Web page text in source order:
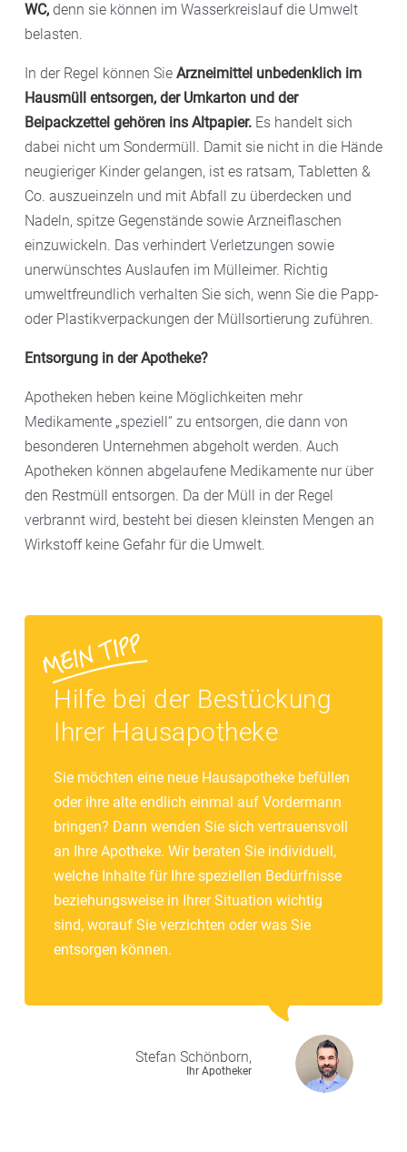
WC, denn sie können im Wasserkreislauf die Umwelt
belasten.
In der Regel können Sie Arzneimittel unbedenklich im
Hausmüll entsorgen, der Umkarton und der
Beipackzettel gehören ins Altpapier. Es handelt sich
dabei nicht um Sondermüll. Damit sie nicht in die Hände
neugieriger Kinder gelangen, ist es ratsam, Tabletten &
Co. auszueinzeln und mit Abfall zu überdecken und
Nadeln, spitze Gegenstände sowie Arzneiflaschen
einzuwickeln. Das verhindert Verletzungen sowie
unerwünschtes Auslaufen im Mülleimer. Richtig
umweltfreundlich verhalten Sie sich, wenn Sie die Papp-
oder Plastikverpackungen der Müllsortierung zuführen.
Entsorgung in der Apotheke?
Apotheken heben keine Möglichkeiten mehr
Medikamente „speziell“ zu entsorgen, die dann von
besonderen Unternehmen abgeholt werden. Auch
Apotheken können abgelaufene Medikamente nur über
den Restmüll entsorgen. Da der Müll in der Regel
verbrannt wird, besteht bei diesen kleinsten Mengen an
Wirkstoff keine Gefahr für die Umwelt.
Hilfe bei der Bestückung
Ihrer Hausapotheke
Sie möchten eine neue Hausapotheke befüllen
oder ihre alte endlich einmal auf Vordermann
bringen? Dann wenden Sie sich vertrauensvoll
an Ihre Apotheke. Wir beraten Sie individuell,
welche Inhalte für Ihre speziellen Bedürfnisse
beziehungsweise in Ihrer Situation wichtig
sind, worauf Sie verzichten oder was Sie
entsorgen können.
Stefan Schönborn,
Ihr Apotheker